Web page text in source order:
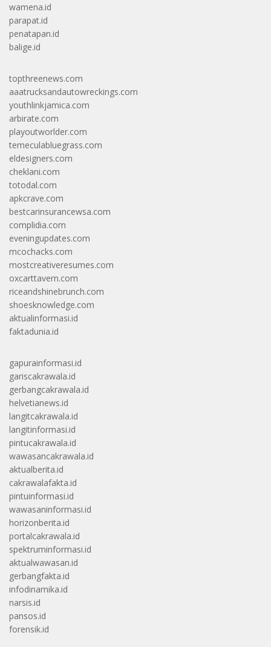
wamena.id
parapat.id
penatapan.id
balige.id
topthreenews.com
aaatrucksandautowreckings.com
youthlinkjamica.com
arbirate.com
playoutworlder.com
temeculabluegrass.com
eldesigners.com
cheklani.com
totodal.com
apkcrave.com
bestcarinsurancewsa.com
complidia.com
eveningupdates.com
mcochacks.com
mostcreativeresumes.com
oxcarttavern.com
riceandshinebrunch.com
shoesknowledge.com
aktualinformasi.id
faktadunia.id
gapurainformasi.id
gariscakrawala.id
gerbangcakrawala.id
helvetianews.id
langitcakrawala.id
langitinformasi.id
pintucakrawala.id
wawasancakrawala.id
aktualberita.id
cakrawalafakta.id
pintuinformasi.id
wawasaninformasi.id
horizonberita.id
portalcakrawala.id
spektruminformasi.id
aktualwawasan.id
gerbangfakta.id
infodinamika.id
narsis.id
pansos.id
forensik.id